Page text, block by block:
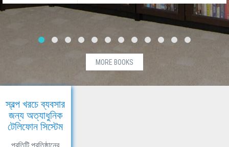
MORE BOOKS
স্বল্প খরচে ব্যবসার
জন্য অত্যাধুনিক
টেলিফোন সিস্টেম